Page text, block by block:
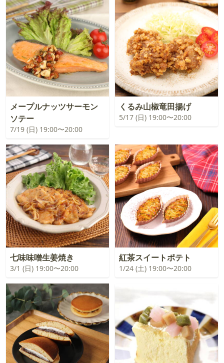
メープルナッツサーモン
ソテー
7/19 (日) 19:00〜20:00
くるみ山椒竜田揚げ
5/17 (日) 19:00〜20:00
七味味噌生姜焼き
3/1 (日) 19:00〜20:00
紅茶スイートポテト
1/24 (土) 19:00〜20:00